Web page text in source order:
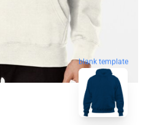
blank template